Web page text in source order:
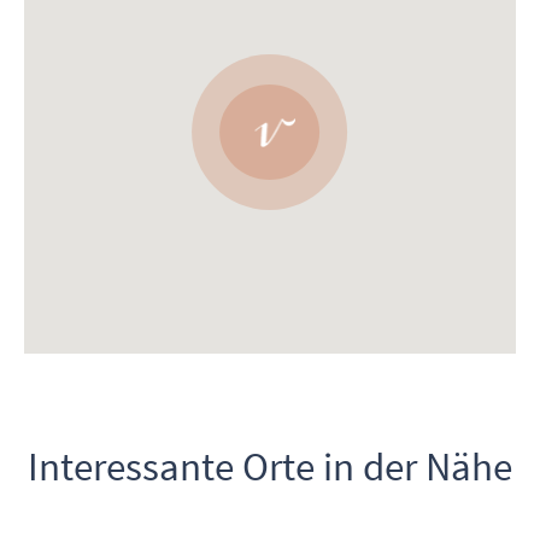
Interessante Orte in der Nähe